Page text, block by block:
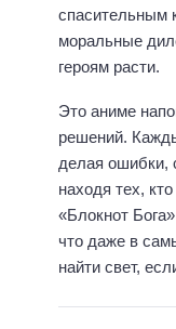
спасительным
моральные
героям расти.
Это аниме
решений.
делая ошибки,
находя тех,
«Блокнот
что даже в
найти свет,